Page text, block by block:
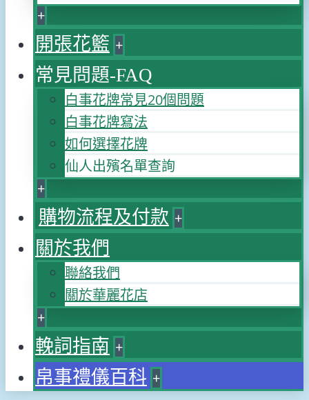
+
開張花籃 +
常見問題-FAQ
白事花牌常見20個問題
白事花牌寫法
如何選擇花牌
仙人出殯名單查詢
+
購物流程及付款 +
關於我們
聯絡我們
關於華麗花店
+
輓詞指南 +
帛事禮儀百科 +